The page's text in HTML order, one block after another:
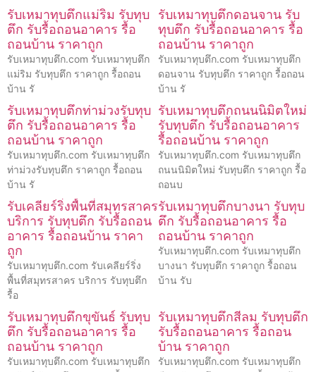
รับเหมาทุบตึกแม่ริม รับทุบ
ตึก รับรื้อถอนอาคาร รื้อ
ถอนบ้าน ราคาถูก
รับเหมาทุบตึก.com รับเหมาทุบตึก
แม่ริม รับทุบตึก ราคาถูก รื้อถอน
บ้าน รั
รับเหมาทุบตึกดอนจาน รับ
ทุบตึก รับรื้อถอนอาคาร รื้อ
ถอนบ้าน ราคาถูก
รับเหมาทุบตึก.com รับเหมาทุบตึก
ดอนจาน รับทุบตึก ราคาถูก รื้อถอน
บ้าน รั
รับเหมาทุบตึกท่าม่วงรับทุบ
ตึก รับรื้อถอนอาคาร รื้อ
ถอนบ้าน ราคาถูก
รับเหมาทุบตึก.com รับเหมาทุบตึก
ท่าม่วงรับทุบตึก ราคาถูก รื้อถอน
บ้าน รั
รับเหมาทุบตึกถนนนิมิตใหม่
รับทุบตึก รับรื้อถอนอาคาร
รื้อถอนบ้าน ราคาถูก
รับเหมาทุบตึก.com รับเหมาทุบตึก
ถนนนิมิตใหม่ รับทุบตึก ราคาถูก รื้อ
ถอนบ
รับเคลียร์ริ่งพื้นที่สมุทรสาคร
บริการ รับทุบตึก รับรื้อถอน
อาคาร รื้อถอนบ้าน ราคา
ถูก
รับเหมาทุบตึก.com รับเคลียร์ริ่ง
พื้นที่สมุทรสาคร บริการ รับทุบตึก
รื้อ
รับเหมาทุบตึกบางนา รับทุบ
ตึก รับรื้อถอนอาคาร รื้อ
ถอนบ้าน ราคาถูก
รับเหมาทุบตึก.com รับเหมาทุบตึก
บางนา รับทุบตึก ราคาถูก รื้อถอน
บ้าน รับ
รับเหมาทุบตึกขุขันธ์ รับทุบ
ตึก รับรื้อถอนอาคาร รื้อ
ถอนบ้าน ราคาถูก
รับเหมาทุบตึก.com รับเหมาทุบตึก
รับเหมาทุบตึกสีลม รับทุบตึก
รับรื้อถอนอาคาร รื้อถอน
บ้าน ราคาถูก
รับเหมาทุบตึก.com รับเหมาทุบตึก